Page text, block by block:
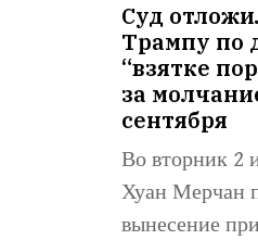
Суд
Трампу по
“взятке
за
сентября
Во вторник 2
Хуан Мерчан
вынесение